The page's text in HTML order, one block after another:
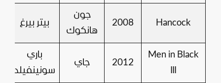
Hancock
2008
جون
هانكوك
بيتر بيرغ
Men in Black
2012 جاي
باري
سونينفيلد